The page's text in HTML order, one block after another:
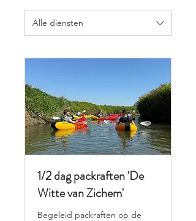
Alle diensten
1/2 dag packraften 'De
Witte van Zichem'
Begeleid packraften op de